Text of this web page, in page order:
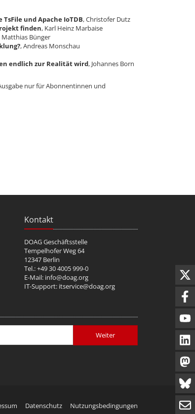
und Apache IoTDB, Christofer Dutz
finden, Karl Heinz Marbaise
Matthias Bünger
, Andreas Monschau
endlich zur Realität wird, Johannes Born
nur für Abonnentinnen und
Kontakt
DOAG Geschäftsstelle
Tempelhofer Weg 64
12347 Berlin
Tel.: +49 30 4005 999-0
E-Mail: info@doag.org
IT-Support: itservice@doag.org
Weiter
Datenschutz Nutzungsbedingungen